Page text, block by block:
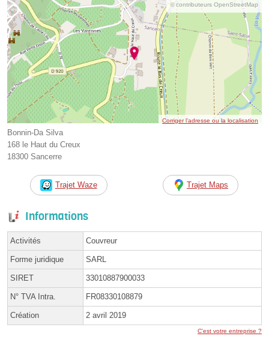
© contributeurs OpenStreetMap
Corriger l’adresse ou la localisation
Bonnin-Da Silva
168 le Haut du Creux
18300 Sancerre
Trajet Waze Trajet Maps
Informations
Activités Couvreur
Forme juridique SARL
SIRET 33010887900033
N° TVA Intra. FR08330108879
Création 2 avril 2019
C'est votre entreprise ?